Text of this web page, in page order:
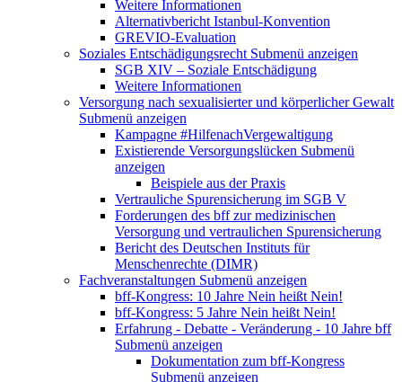
Weitere Informationen
Alternativbericht Istanbul-Konvention
GREVIO-Evaluation
Soziales Entschädigungsrecht Submenü anzeigen
SGB XIV – Soziale Entschädigung
Weitere Informationen
Versorgung nach sexualisierter und körperlicher Gewalt
Submenü anzeigen
Kampagne #HilfenachVergewaltigung
Existierende Versorgungslücken Submenü
anzeigen
Beispiele aus der Praxis
Vertrauliche Spurensicherung im SGB V
Forderungen des bff zur medizinischen
Versorgung und vertraulichen Spurensicherung
Bericht des Deutschen Instituts für
Menschenrechte (DIMR)
Fachveranstaltungen Submenü anzeigen
bff-Kongress: 10 Jahre Nein heißt Nein!
bff-Kongress: 5 Jahre Nein heißt Nein!
Erfahrung - Debatte - Veränderung - 10 Jahre bff
Submenü anzeigen
Dokumentation zum bff-Kongress
Submenü anzeigen